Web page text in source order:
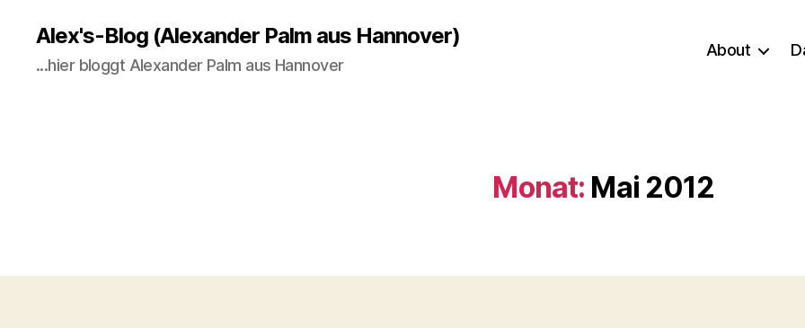
Alex's-Blog (Alexander Palm aus Hannover)
...hier bloggt Alexander Palm aus Hannover
About
Monat: Mai 2012